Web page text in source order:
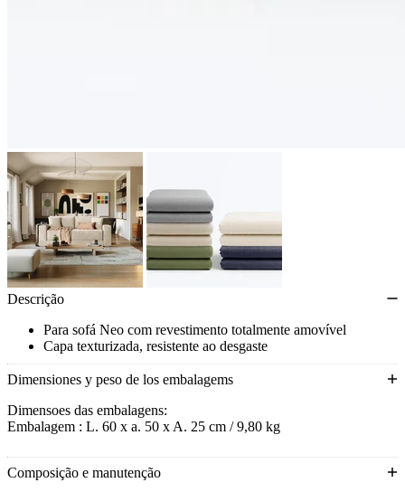
Descrição
Para sofá Neo com revestimento totalmente amovível
Capa texturizada, resistente ao desgaste
Dimensiones y peso de los embalagems
Dimensoes das embalagens:
Embalagem : L. 60 x a. 50 x A. 25 cm / 9,80 kg
Composição e manutenção